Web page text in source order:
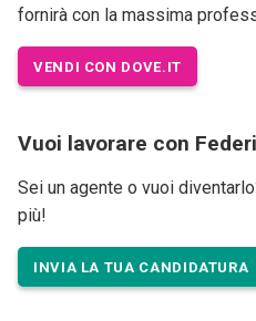
fornirà con la massima
VENDI CON DOVE.IT
Vuoi lavorare con
Sei un agente o vuoi
più!
INVIA LA TUA CANDIDATURA